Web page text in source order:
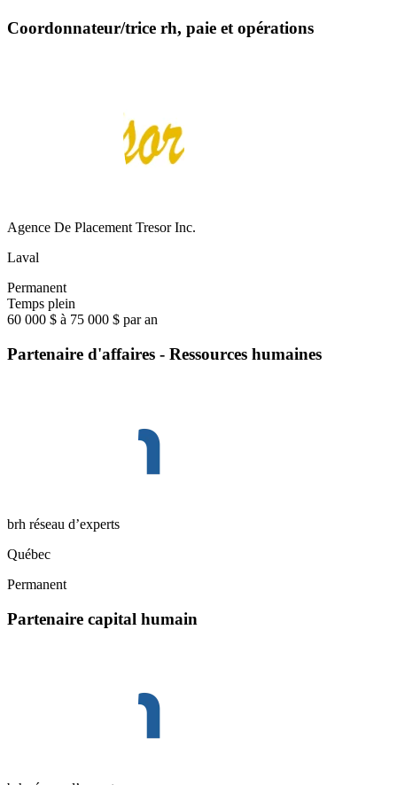
Coordonnateur/trice rh, paie et opérations
Agence De Placement Tresor Inc.
Laval
Permanent
Temps plein
60 000 $ à 75 000 $ par an
Partenaire d'affaires - Ressources humaines
brh réseau d’experts
Québec
Permanent
Partenaire capital humain